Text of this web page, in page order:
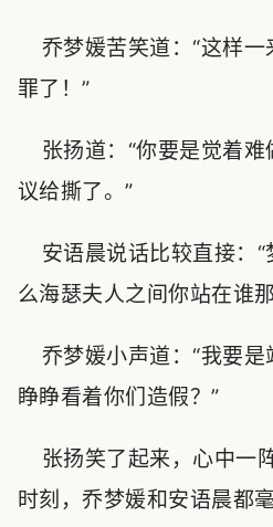
乔梦媛苦笑道：“这样一
罪了！”
张扬道：“你要是觉着难
议给撕了。”
安语晨说话比较直接：“
么海瑟夫人之间你站在谁
乔梦媛小声道：“我要是
睁睁看着你们造假？”
张扬笑了起来，心中一
时刻，乔梦媛和安语晨都